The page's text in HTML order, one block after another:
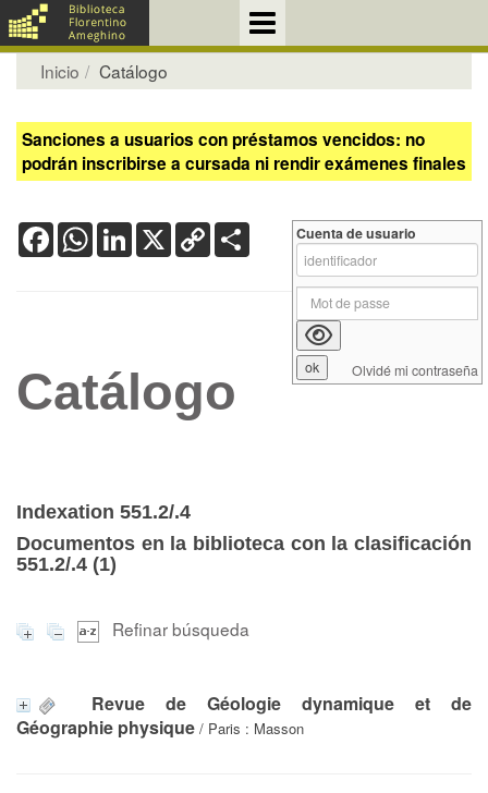
Inicio Catálogo
Sanciones a usuarios con préstamos vencidos: no
podrán inscribirse a cursada ni rendir exámenes finales
FacebookWhatsApp
LinkedIn
X Copy
Link
Catálogo
Indexation 551.2/.4
Documentos en la biblioteca con la clasificación
551.2/.4 (1)
Refinar búsqueda
Revue de Géologie dynamique et de
Géographie physique / Paris : Masson
Cuenta de usuario
Olvidé mi contraseña